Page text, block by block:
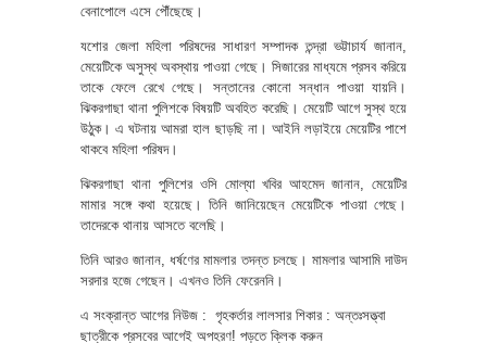
বেনাপোলে এসে পৌঁছেছে।
যশোর জেলা মহিলা পরিষদের সাধারণ সম্পাদক তন্দ্রা ভট্টাচার্য জানান,
মেয়েটিকে অসুস্থ অবস্থায় পাওয়া গেছে। সিজারের মাধ্যমে প্রসব করিয়ে
তাকে ফেলে রেখে গেছে। সন্তানের কোনো সন্ধান পাওয়া যায়নি।
ঝিকরগাছা থানা পুলিশকে বিষয়টি অবহিত করেছি। মেয়েটি আগে সুস্থ হয়ে
উঠুক। এ ঘটনায় আমরা হাল ছাড়ছি না। আইনি লড়াইয়ে মেয়েটির পাশে
থাকবে মহিলা পরিষদ।
ঝিকরগাছা থানা পুলিশের ওসি মোল্যা খবির আহমেদ জানান, মেয়েটির
মামার সঙ্গে কথা হয়েছে। তিনি জানিয়েছেন মেয়েটিকে পাওয়া গেছে।
তাদেরকে থানায় আসতে বলেছি।
তিনি আরও জানান, ধর্ষণের মামলার তদন্ত চলছে। মামলার আসামি দাউদ
সরদার হজে গেছেন। এখনও তিনি ফেরেননি।
এ সংক্রান্ত আগের নিউজ : গৃহকর্তার লালসার শিকার : অন্তঃসত্ত্বা
ছাত্রীকে প্রসবের আগেই অপহরণ! পড়তে ক্লিক করুন